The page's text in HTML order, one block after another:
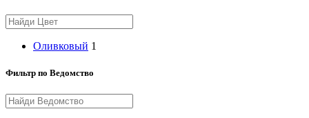
Оливковый 1
Фильтр по Ведомство